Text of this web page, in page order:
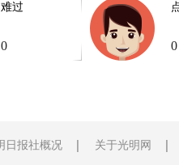
难过
0 0
日报社概况 关于光明网